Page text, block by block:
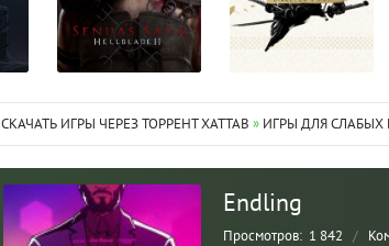
СКАЧАТЬ ИГРЫ ЧЕРЕЗ ТОРРЕНТ XATTAB » ИГРЫ ДЛЯ СЛАБЫХ
Endling
Просмотров: 1 842 /